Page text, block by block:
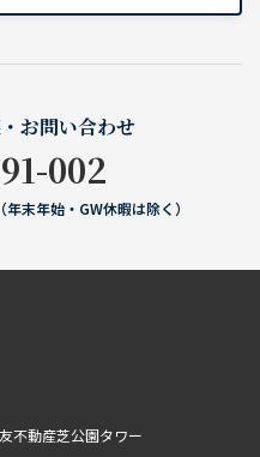
お問い合わせ
002
末年始・GW休暇は除く）
不動産芝公園タワー